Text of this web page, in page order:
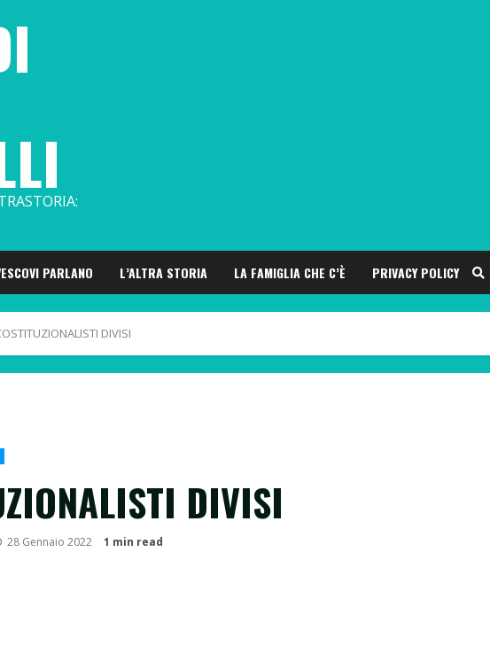
PARLANO L’ALTRA STORIA LA FAMIGLIA CHE C’È PRIVACY POLICY
DIVISI
DIVISI
28 Gennaio 2022 1 min read